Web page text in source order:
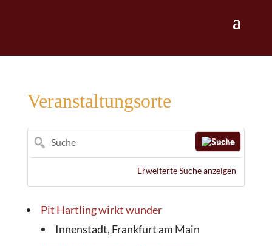
Veranstaltungsorte
Suche
Erweiterte Suche anzeigen
Pit Hartling wirkt wunder
Innenstadt, Frankfurt am Main